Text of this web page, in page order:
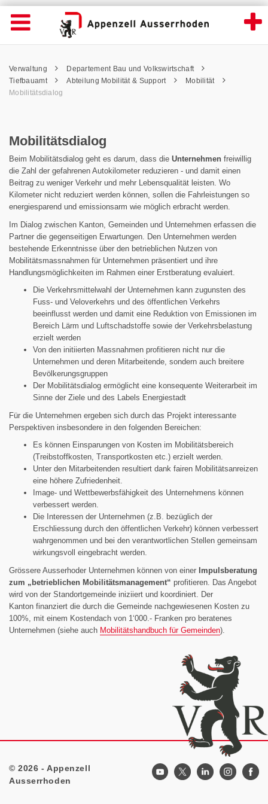
Mobilitätsdialog - Appenzell Ausserrhoden
Wichtige
Seiten
Home
Inhalt
Kontakt
Sitemap
Navigation öffnen
Inhalt
Pfadnavigation
Verwaltung
Departement Bau und Volkswirtschaft
Tiefbauamt
Abteilung Mobilität & Support
Mobilität
Mobilitätsdialog
Mobilitätsdialog
Beim Mobilitätsdialog geht es darum, dass die Unternehmen freiwillig
die Zahl der gefahrenen Autokilometer reduzieren - und damit einen
Beitrag zu weniger Verkehr und mehr Lebensqualität leisten. Wo
Kilometer nicht reduziert werden können, sollen die Fahrleistungen so
energiesparend und emissionsarm wie möglich erbracht werden.
Im Dialog zwischen Kanton, Gemeinden und Unternehmen erfassen die
Partner die gegenseitigen Erwartungen. Den Unternehmen werden
bestehende Erkenntnisse über den betrieblichen Nutzen von
Mobilitätsmassnahmen für Unternehmen präsentiert und ihre
Handlungsmöglichkeiten im Rahmen einer Erstberatung evaluiert.
Die Verkehrsmittelwahl der Unternehmen kann zugunsten des
Fuss- und Veloverkehrs und des öffentlichen Verkehrs
beeinflusst werden und damit eine Reduktion von Emissionen im
Bereich Lärm und Luftschadstoffe sowie der Verkehrsbelastung
erzielt werden
Von den initiierten Massnahmen profitieren nicht nur die
Unternehmen und deren Mitarbeitende, sondern auch breitere
Bevölkerungsgruppen
Der Mobilitätsdialog ermöglicht eine konsequente Weiterarbeit im
Sinne der Ziele und des Labels Energiestadt
Für die Unternehmen ergeben sich durch das Projekt interessante
Perspektiven insbesondere in den folgenden Bereichen:
Es können Einsparungen von Kosten im Mobilitätsbereich
(Treibstoffkosten, Transportkosten etc.) erzielt werden.
Unter den Mitarbeitenden resultiert dank fairen Mobilitätsanreizen
eine höhere Zufriedenheit.
Image- und Wettbewerbsfähigkeit des Unternehmens können
verbessert werden.
Die Interessen der Unternehmen (z.B. bezüglich der
Erschliessung durch den öffentlichen Verkehr) können verbessert
wahrgenommen und bei den verantwortlichen Stellen gemeinsam
wirkungsvoll eingebracht werden.
Grössere Ausserhoder Unternehmen können von einer Impulsberatung
zum „betrieblichen Mobilitätsmanagement“ profitieren. Das Angebot
wird von der Standortgemeinde iniziiert und koordiniert. Der
Kanton finanziert die durch die Gemeinde nachgewiesenen Kosten zu
100%, mit einem Kostendach von 1‘000.- Franken pro beratenes
Unternehmen (siehe auch Mobilitätshandbuch für Gemeinden).
Footer
© 2026 - Appenzell
Ausserrhoden